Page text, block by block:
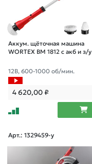
Аккум. щёточная машина
WORTEX BM 1812 с акб и з/у
12В, 600-1000 об/мин.
4 620,00₽
Арт.: 1329459-у